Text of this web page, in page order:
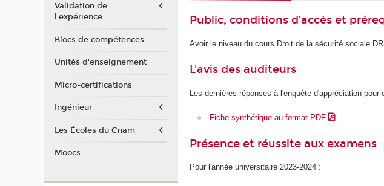
Public, conditions d’accès et
Avoir le niveau du cours Droit de la sécurité sociale
L'avis des auditeurs
Les dernières réponses à l'enquête d'appréciation pour
Fiche synthétique au format PDF
Présence et réussite aux examens
Pour l'année universitaire 2023-2024 :
Validation de
l'expérience
Blocs de compétences
Unités d'enseignement
Micro-certifications
Ingénieur
Les Écoles du Cnam
Moocs